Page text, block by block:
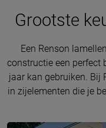
Grootste
Een Renson
constructie een perfect
jaar kan gebruiken. Bij
in zijelementen die je